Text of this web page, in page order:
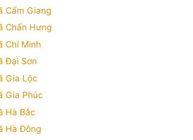
Cẩm Giang
Chấn Hưng
Chí Minh
Đại Sơn
Gia Lộc
Gia Phúc
Hà Bắc
Hà Đông